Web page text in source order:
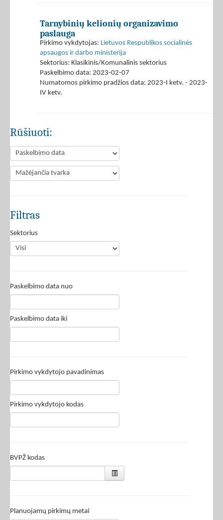
Tarnybinių kelionių organizavimo
paslauga
Pirkimo vykdytojas: Lietuvos Respublikos socialinės
apsaugos ir darbo ministerija
Sektorius: Klasikinis/Komunalinis sektorius
Paskelbimo data: 2023-02-07
Numatomos pirkimo pradžios data: 2023-I ketv. - 2023-
IV ketv.
Rūšiuoti:
Filtras
Sektorius
Paskelbimo data nuo
Paskelbimo data iki
Pirkimo vykdytojo pavadinimas
Pirkimo vykdytojo kodas
BVPŽ kodas
Planuojamų pirkimų metai